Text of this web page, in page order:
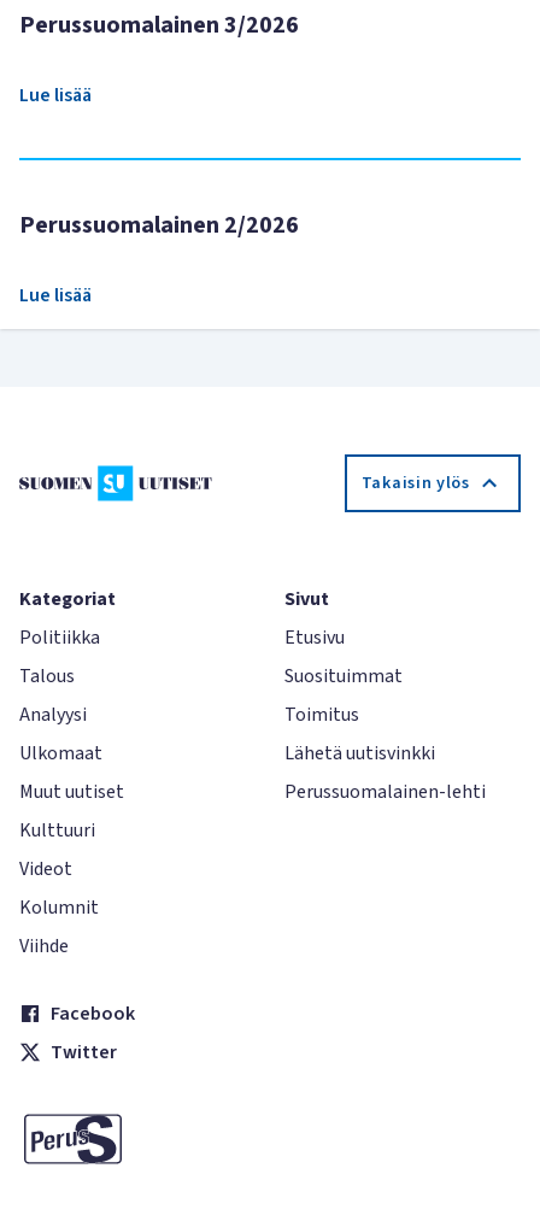
Perussuomalainen 3/2026
Lue lisää
Perussuomalainen 2/2026
Lue lisää
Takaisin ylös
Kategoriat
Politiikka
Talous
Analyysi
Ulkomaat
Muut uutiset
Kulttuuri
Videot
Kolumnit
Viihde
Sivut
Etusivu
Suosituimmat
Toimitus
Lähetä uutisvinkki
Perussuomalainen-lehti
Facebook
Twitter